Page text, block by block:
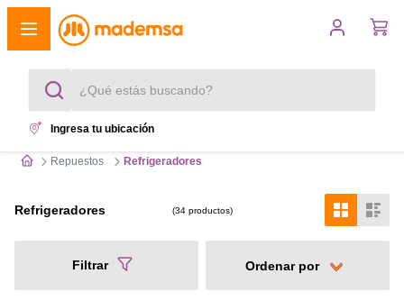
¿Qué estás buscando?
refrigerador
Ingresa tu ubicación
Repuestos Refrigeradores
Refrigeradores 34 productos
Filtrar